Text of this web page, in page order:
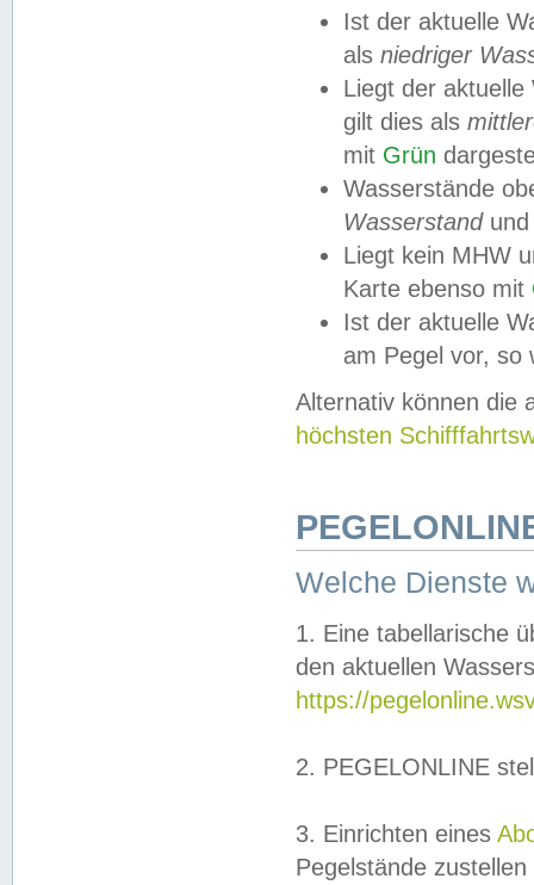
Ist der aktuelle
als niedriger
Liegt der
gilt dies als
mit Grün
Wasserstände
Wasserstandund
Liegt kein MHW
Karte ebenso mit
Ist der aktuelle
am Pegel vor,
Alternativ können die
höchsten
Welche Dienste
1. Eine tabellarische
den aktuellen
https://
2. PEGELONLINE
3. Einrichten eines
Pegelstände